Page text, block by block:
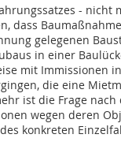
- nicht
dass
gelegenen
in einer
mit Immissionen
die eine
ist die Frage
wegen deren
konkreten